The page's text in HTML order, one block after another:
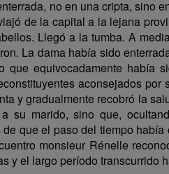
no en una cripta, sino
de la capital a la lejana
Llegó a la tumba. A
La dama había sido
que equivocadamente había
aconsejados
y gradualmente recobró la
su marido, sino que,
que el paso del tiempo
monsieur Rénelle
y el largo período transcurrido